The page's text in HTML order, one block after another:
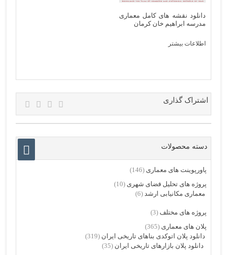
دانلود نقشه های کامل معماری
مدرسه ابراهیم خان کرمان
اطلاعات بیشتر
اشتراک گذاری
دسته محصولات
پاورپوینت های معماری (146)
پروژه های تحلیل فضای شهری (10)
معماری مکانیابی ارشد (6)
پروژه های مختلف (3)
پلان های معماری (365)
دانلود پلان اتوکدی بناهای تاریخی ایران (319)
دانلود پلان بازارهای تاریخی ایران (35)